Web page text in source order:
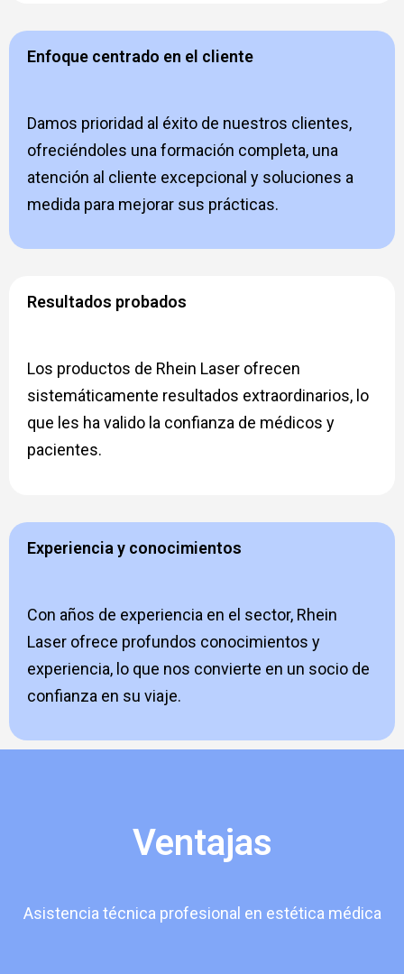
Enfoque centrado en el cliente
Damos prioridad al éxito de nuestros clientes,
ofreciéndoles una formación completa, una
atención al cliente excepcional y soluciones a
medida para mejorar sus prácticas.
Resultados probados
Los productos de Rhein Laser ofrecen
sistemáticamente resultados extraordinarios, lo
que les ha valido la confianza de médicos y
pacientes.
Experiencia y conocimientos
Con años de experiencia en el sector, Rhein
Laser ofrece profundos conocimientos y
experiencia, lo que nos convierte en un socio de
confianza en su viaje.
Ventajas
Asistencia técnica profesional en estética médica